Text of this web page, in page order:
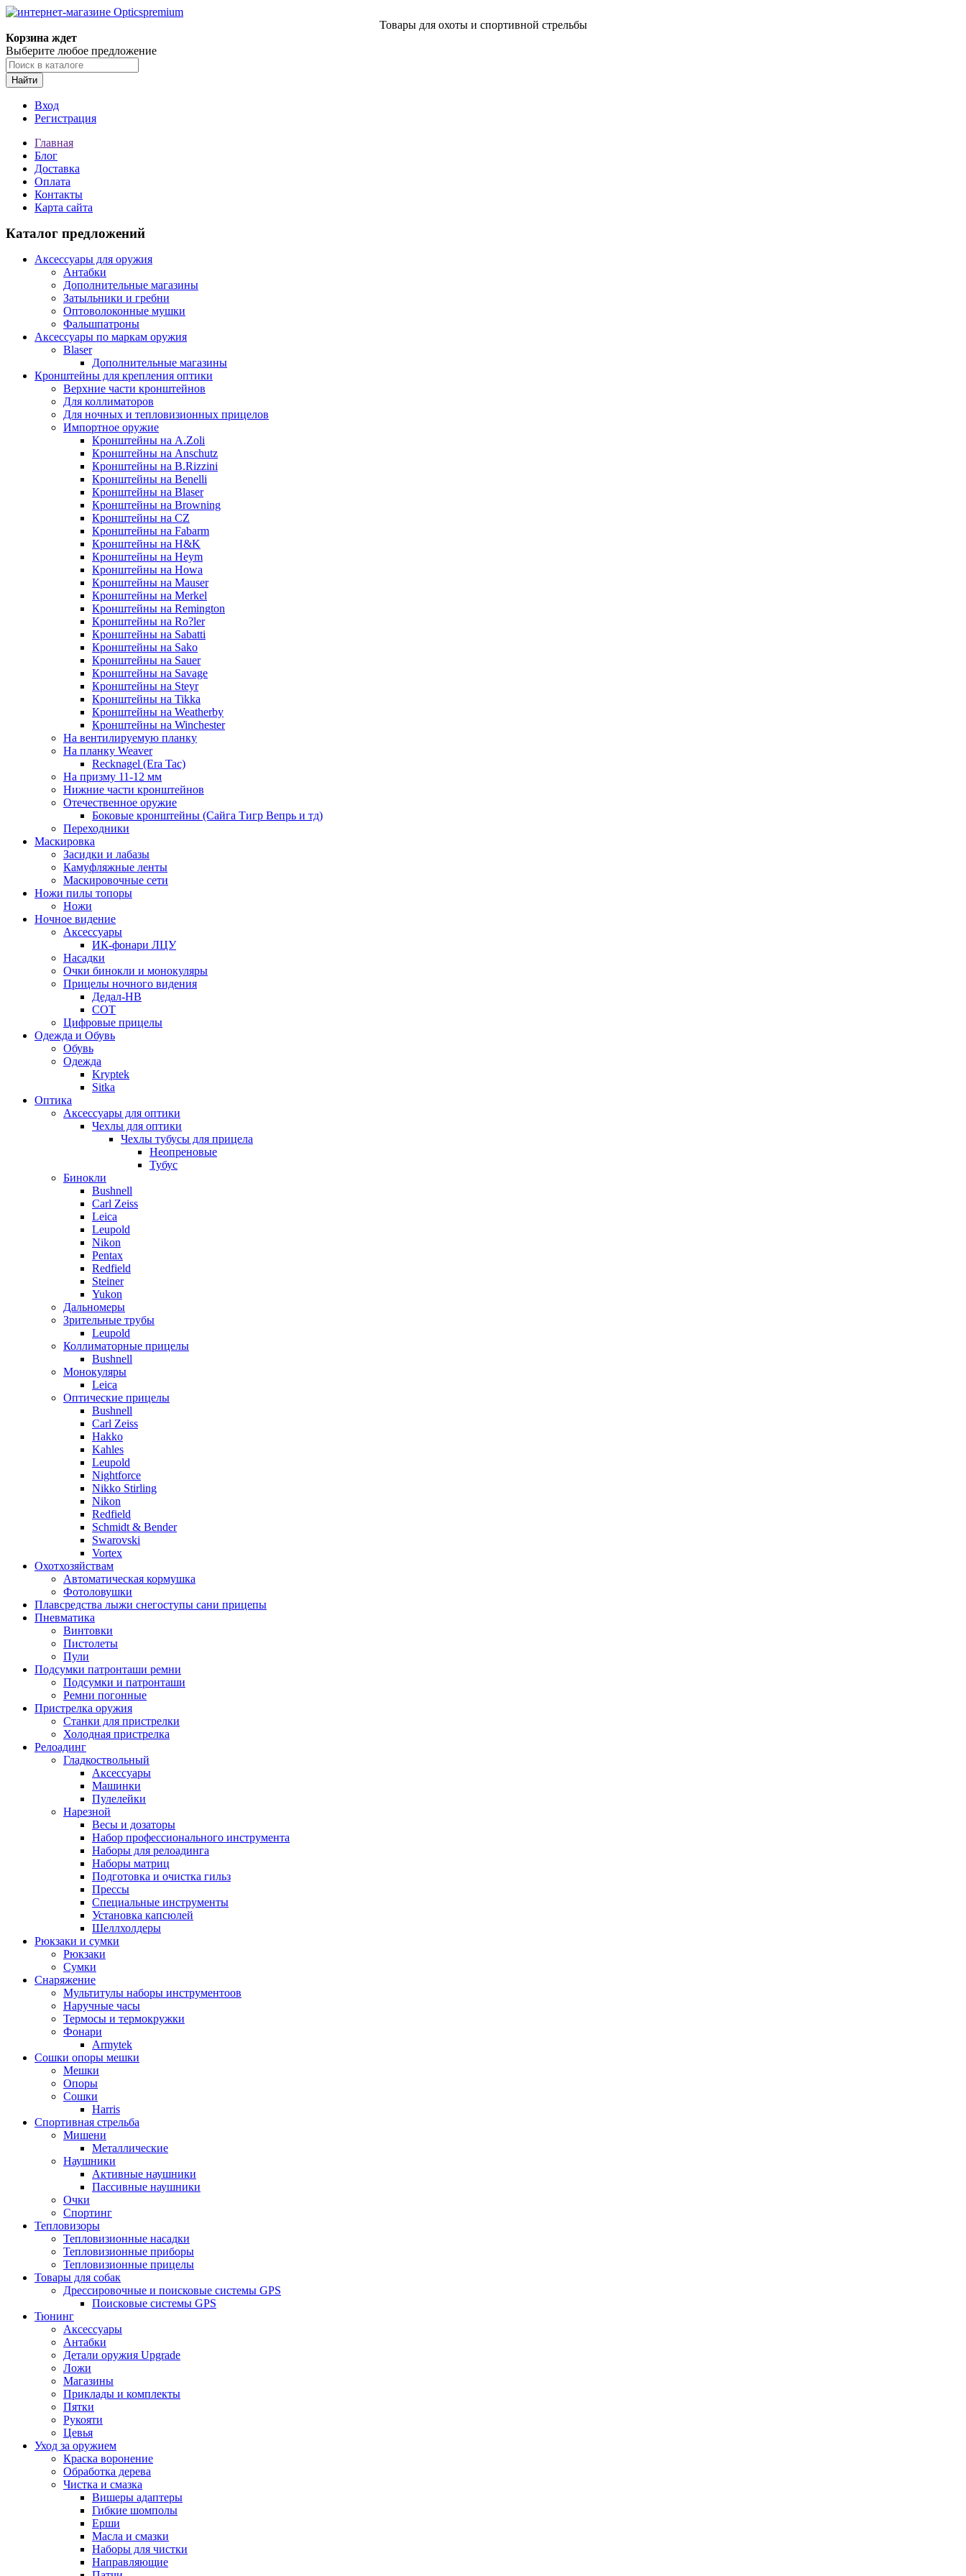
Товары для охоты и спортивной стрельбы
Корзина ждет
Выберите любое предложение
Найти
Вход
Регистрация
Главная
Блог
Доставка
Оплата
Контакты
Карта сайта
Каталог предложений
Аксессуары для оружия
Антабки
Дополнительные магазины
Затыльники и гребни
Оптоволоконные мушки
Фальшпатроны
Аксессуары по маркам оружия
Blaser
Дополнительные магазины
Кронштейны для крепления оптики
Верхние части кронштейнов
Для коллиматоров
Для ночных и тепловизионных прицелов
Импортное оружие
Кронштейны на A.Zoli
Кронштейны на Anschutz
Кронштейны на B.Rizzini
Кронштейны на Benelli
Кронштейны на Blaser
Кронштейны на Browning
Кронштейны на CZ
Кронштейны на Fabarm
Кронштейны на H&K
Кронштейны на Heym
Кронштейны на Howa
Кронштейны на Mauser
Кронштейны на Merkel
Кронштейны на Remington
Кронштейны на Ro?ler
Кронштейны на Sabatti
Кронштейны на Sako
Кронштейны на Sauer
Кронштейны на Savage
Кронштейны на Steyr
Кронштейны на Tikka
Кронштейны на Weatherby
Кронштейны на Winchester
На вентилируемую планку
На планку Weaver
Recknagel (Era Tac)
На призму 11-12 мм
Нижние части кронштейнов
Отечественное оружие
Боковые кронштейны (Сайга Тигр Вепрь и тд)
Переходники
Маскировка
Засидки и лабазы
Камуфляжные ленты
Маскировочные сети
Ножи пилы топоры
Ножи
Ночное видение
Аксессуары
ИК-фонари ЛЦУ
Насадки
Очки бинокли и монокуляры
Прицелы ночного видения
Дедал-НВ
СОТ
Цифровые прицелы
Одежда и Обувь
Обувь
Одежда
Kryptek
Sitka
Оптика
Аксессуары для оптики
Чехлы для оптики
Чехлы тубусы для прицела
Неопреновые
Тубус
Бинокли
Bushnell
Carl Zeiss
Leica
Leupold
Nikon
Pentax
Redfield
Steiner
Yukon
Дальномеры
Зрительные трубы
Leupold
Коллиматорные прицелы
Bushnell
Монокуляры
Leica
Оптические прицелы
Bushnell
Carl Zeiss
Hakko
Kahles
Leupold
Nightforce
Nikko Stirling
Nikon
Redfield
Schmidt & Bender
Swarovski
Vortex
Охотхозяйствам
Автоматическая кормушка
Фотоловушки
Плавсредства лыжи снегоступы сани прицепы
Пневматика
Винтовки
Пистолеты
Пули
Подсумки патронташи ремни
Подсумки и патронташи
Ремни погонные
Пристрелка оружия
Станки для пристрелки
Холодная пристрелка
Релоадинг
Гладкоствольный
Аксессуары
Машинки
Пулелейки
Нарезной
Весы и дозаторы
Набор профессионального инструмента
Наборы для релоадинга
Наборы матриц
Подготовка и очистка гильз
Прессы
Специальные инструменты
Установка капсюлей
Шеллхолдеры
Рюкзаки и сумки
Рюкзаки
Сумки
Снаряжение
Мультитулы наборы инструментоов
Наручные часы
Термосы и термокружки
Фонари
Armytek
Сошки опоры мешки
Мешки
Опоры
Сошки
Harris
Спортивная стрельба
Мишени
Металлические
Наушники
Активные наушники
Пассивные наушники
Очки
Спортинг
Тепловизоры
Тепловизионные насадки
Тепловизионные приборы
Тепловизионные прицелы
Товары для собак
Дрессировочные и поисковые системы GPS
Поисковые системы GPS
Тюнинг
Аксессуары
Антабки
Детали оружия Upgrade
Ложи
Магазины
Приклады и комплекты
Пятки
Рукояти
Цевья
Уход за оружием
Краска воронение
Обработка дерева
Чистка и смазка
Вишеры адаптеры
Гибкие шомполы
Ерши
Масла и смазки
Наборы для чистки
Направляющие